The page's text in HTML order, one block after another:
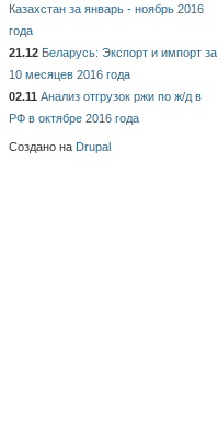
Казахстан за январь - ноябрь 2016
года
21.12 Беларусь: Экспорт и импорт за
10 месяцев 2016 года
02.11 Анализ отгрузок ржи по ж/д в
РФ в октябре 2016 года
Создано на Drupal